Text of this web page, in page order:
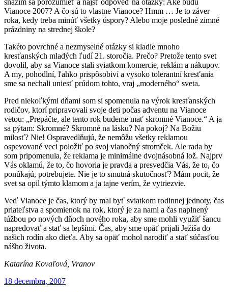
snažím sa porozumieť a nájsť odpoveď na otázky: Aké budú
Vianoce 2007? A čo sú to vlastne Vianoce? Hmm … Je to záver
roka, kedy treba minúť všetky úspory? Alebo moje posledné zimné
prázdniny na strednej škole?
Takéto povrchné a nezmyselné otázky si kladie mnoho
kresťanských mladých ľudí 21. storočia. Prečo? Pretože tento svet
dovolil, aby sa Vianoce stali sviatkom komercie, reklám a nákupov.
A my, pohodlní, ľahko prispôsobiví a vysoko tolerantní kresťania
sme sa nechali uniesť prúdom tohto, vraj „moderného“ sveta.
Pred niekoľkými dňami som si spomenula na výrok kresťanských
rodičov, ktorí pripravovali svoje deti počas adventu na Vianoce
vetou: „Prepáčte, ale tento rok budeme mať skromné Vianoce.“ A ja
sa pýtam: Skromné? Skromné na lásku? Na pokoj? Na Božiu
milosť? Nie! Ospravedlňujú, že nemôžu všetky reklamou
ospevované veci položiť po svoj vianočný stromček. Ale rada by
som pripomenula, že reklama je minimálne dvojnásobná lož. Najprv
Vás oklamú, že to, čo hovoria je pravda a presvedčia Vás, že to, čo
ponúkajú, potrebujete. Nie je to smutná skutočnosť? Mám pocit, že
svet sa opil týmto klamom a ja tajne verím, že vytriezvie.
Veď Vianoce je čas, ktorý by mal byť sviatkom rodinnej jednoty, čas
priateľstva a spomienok na rok, ktorý je za nami a čas naplnený
túžbou po nových dňoch nového roka, aby sme mohli využiť šancu
napredovať a stať sa lepšími. Čas, aby sme opäť prijali Ježiša do
našich rodín ako dieťa. Aby sa opäť mohol narodiť a stať súčasťou
nášho života.
Katarína Kovaľová, Vranov
Publikované
18 decembra, 2007